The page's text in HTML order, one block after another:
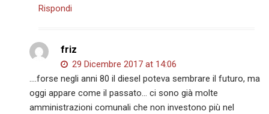
Rispondi
friz
29 Dicembre 2017 at 14:06
….forse negli anni 80 il diesel poteva sembrare il futuro, ma
oggi appare come il passato… ci sono già molte
amministrazioni comunali che non investono più nel